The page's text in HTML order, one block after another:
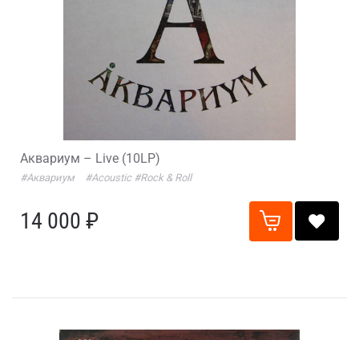
Аквариум – Live (10LP)
#Аквариум #Acoustic #Rock & Roll
14 000 ₽